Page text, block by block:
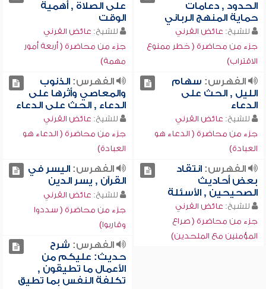
الحدود , دعامات
حماية المنهج الرباني
للشيخ: عائض القرني
جزء من محاضرة ( خطر ممنوع
الاقتراب)
على الصلاة , أهمية
الوقت
للشيخ: عائض القرني
جزء من محاضرة ( أربعة أمور
مهمة)
الفهرس: سهام
الليل , الحث على
الدعاء
للشيخ: عائض القرني
جزء من محاضرة ( الدعاء هو
العبادة)
الفهرس:الذنوب
والمعاصي وأثرها على
الدعاء , الحث على الدعاء
للشيخ: عائض القرني
جزء من محاضرة ( الدعاء هو
العبادة)
الفهرس:انتقاد
بعض أحاديث
الصحيحين , الأسئلة
للشيخ: عائض القرني
جزء من محاضرة ( صراع
المؤمنين مع الملحدين)
الفهرس:اليسر في
القرآن , يسر الدين
للشيخ: عائض القرني
جزء من محاضرة ( سددوا
وقاربوا)
الفهرس: شرح
حديث: عليكم من
الأعمال ما تطيقون ,
تكلفة النفس بما تطيق